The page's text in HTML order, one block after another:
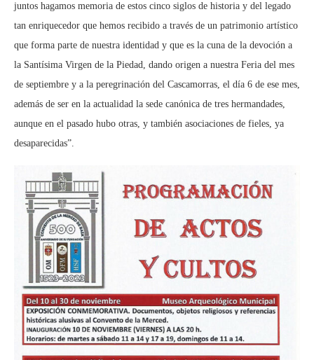
juntos hagamos memoria de estos cinco siglos de historia y del legado
tan enriquecedor que hemos recibido a través de un patrimonio artístico
que forma parte de nuestra identidad y que es la cuna de la devoción a
la Santísima Virgen de la Piedad, dando origen a nuestra Feria del mes
de septiembre y a la peregrinación del Cascamorras, el día 6 de ese mes,
además de ser en la actualidad la sede canónica de tres hermandades,
aunque en el pasado hubo otras, y también asociaciones de fieles, ya
desaparecidas”.